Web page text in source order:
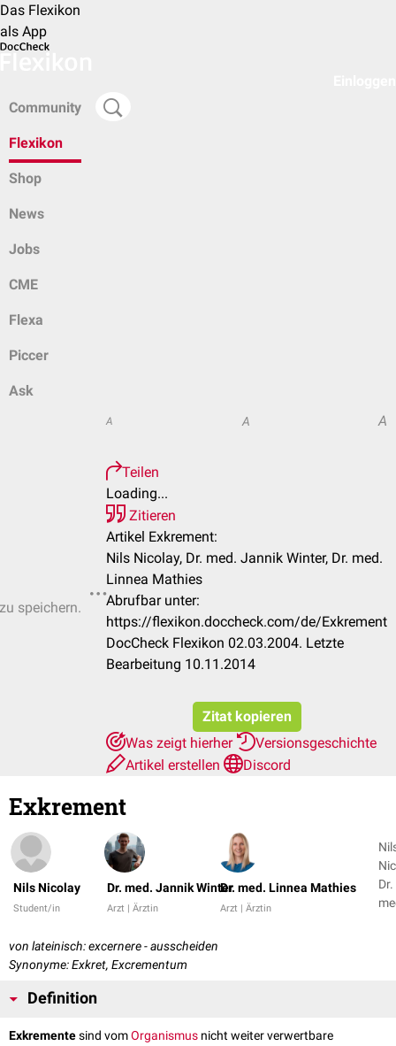
Das Flexikon
als App
Community
Flexikon
Shop
News
Jobs
CME
Flexa
Piccer
Ask
speichern.
A A A
Teilen
Loading...
Zitieren
Artikel Exkrement:
Nils Nicolay, Dr. med. Jannik Winter, Dr. med.
Linnea Mathies
Abrufbar unter:
https://flexikon.doccheck.com/de/Exkrement
DocCheck Flexikon 02.03.2004. Letzte
Bearbeitung 10.11.2014
Zitat kopieren
Was zeigt hierher
Versionsgeschichte
Artikel erstellen
Discord
Exkrement
Nils Nicolay
Student/in
Dr. med. Jannik Winter
Arzt | Ärztin
Dr. med. Linnea Mathies
Arzt | Ärztin
Dr.
von lateinisch: excernere - ausscheiden
Synonyme: Exkret, Excrementum
Definition
Exkrementesind vomOrganismus nicht weiter verwertbare